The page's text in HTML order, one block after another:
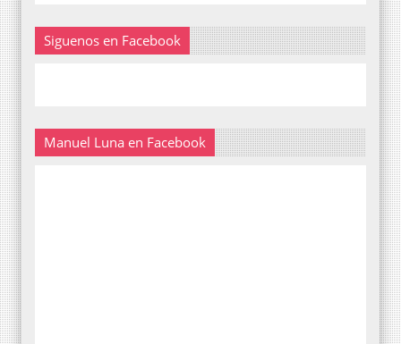
Siguenos en Facebook
Manuel Luna en Facebook